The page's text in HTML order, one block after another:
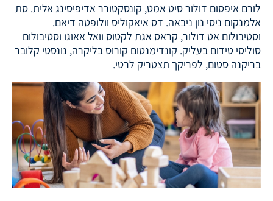
לורם איפסום דולור סיט אמט, קונסקטורר אדיפיסינג אלית. סת
אלמנקום ניסי נון ניבאה. דס איאקוליס וולופטה דיאם.
וסטיבולום אט דולור, קראס אגת לקטוס וואל אאוגו וסטיבולום
סוליסי טידום בעליק. קונדימנטום קורוס בליקרה, נונסטי קלובר
בריקנה סטום, לפריקך תצטריק לרטי.